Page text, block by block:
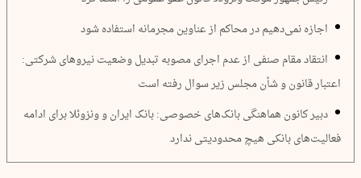
اجازه نمی‌دهیم در محاکم از عناوین مجرمانه استفاده شود
انتقاد مقام صنفی از عدم اجرای مصوبه تبدیل وضعیت نیروهای شرکتی:
اعتبار قانون و شأن مجلس زیر سوال رفته است
دبیر کانون هماهنگی بانک‌های خصوصی: بانک ایران و ونزوئلا برای ادامه
فعالیت‌های بانکی هیچ محدودیتی ندارد